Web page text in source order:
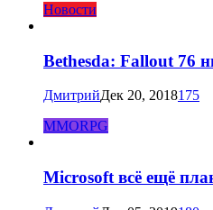
Новости
Bethesda: Fallout 76
ДмитрийДек 20, 2018175
MMORPG
Microsoft всё ещё